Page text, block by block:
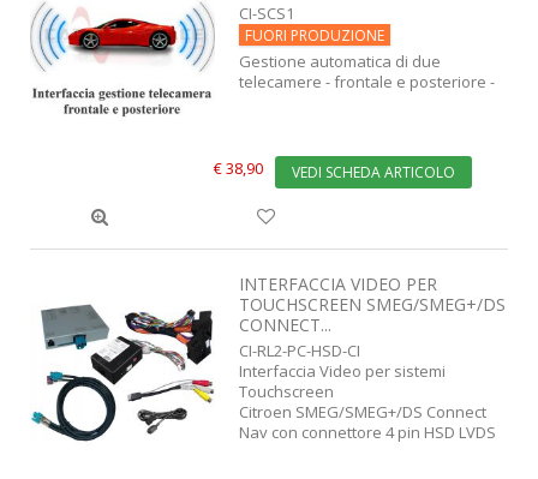
CI-SCS1
FUORI PRODUZIONE
Gestione automatica di due
telecamere - frontale e posteriore -
€ 38,90 VEDI SCHEDA ARTICOLO
INTERFACCIA VIDEO PER
TOUCHSCREEN SMEG/SMEG+/DS
CONNECT...
CI-RL2-PC-HSD-CI
Interfaccia Video per sistemi
Touchscreen
Citroen SMEG/SMEG+/DS Connect
Nav con connettore 4 pin HSD LVDS